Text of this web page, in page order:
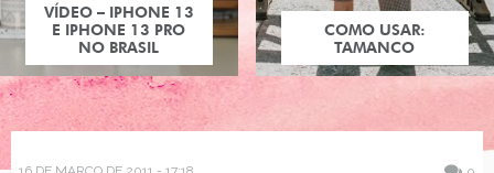
VÍDEO – IPHONE 13
E IPHONE 13 PRO
NO BRASIL
COMO USAR:
TAMANCO